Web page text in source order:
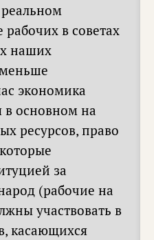
рабочих в советах
наших
экономика
в основном на
ресурсов, право
за
(рабочие на
участвовать в
касающихся